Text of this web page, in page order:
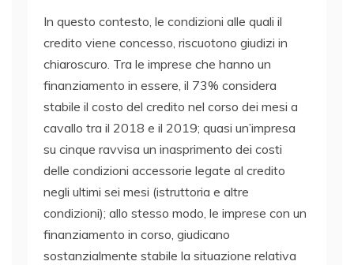
In questo contesto, le condizioni alle quali il
credito viene concesso, riscuotono giudizi in
chiaroscuro. Tra le imprese che hanno un
finanziamento in essere, il 73% considera
stabile il costo del credito nel corso dei mesi a
cavallo tra il 2018 e il 2019; quasi un’impresa
su cinque ravvisa un inasprimento dei costi
delle condizioni accessorie legate al credito
negli ultimi sei mesi (istruttoria e altre
condizioni); allo stesso modo, le imprese con un
finanziamento in corso, giudicano
sostanzialmente stabile la situazione relativa